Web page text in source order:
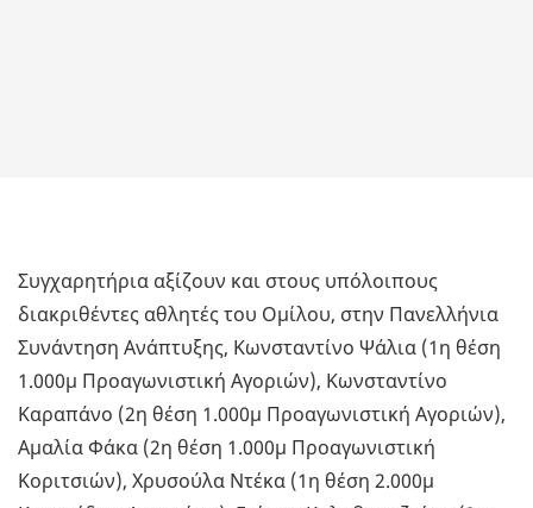
Συγχαρητήρια αξίζουν και στους υπόλοιπους
διακριθέντες αθλητές του Ομίλου, στην Πανελλήνια
Συνάντηση Ανάπτυξης, Κωνσταντίνο Ψάλια (1η θέση
1.000μ Προαγωνιστική Αγοριών), Κωνσταντίνο
Καραπάνο (2η θέση 1.000μ Προαγωνιστική Αγοριών),
Αμαλία Φάκα (2η θέση 1.000μ Προαγωνιστική
Κοριτσιών), Χρυσούλα Ντέκα (1η θέση 2.000μ